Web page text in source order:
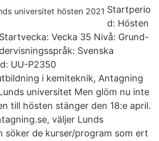
Startperio
d: Hösten
Vecka 35 Nivå: Grund-
Svenska
UU-P2350
i kemiteknik, Antagning
universitet Men glöm nu inte
till hösten stänger den 18:e april.
väljer Lunds
söker de kurser/program som ert